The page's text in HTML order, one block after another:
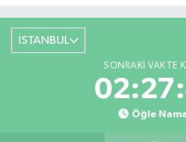
İSTANBUL
SONRAKI VAKTE
Öğle